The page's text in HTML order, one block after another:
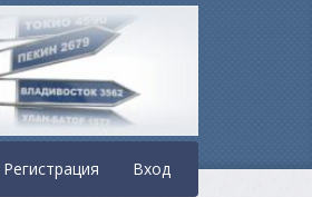
Регистрация Вход